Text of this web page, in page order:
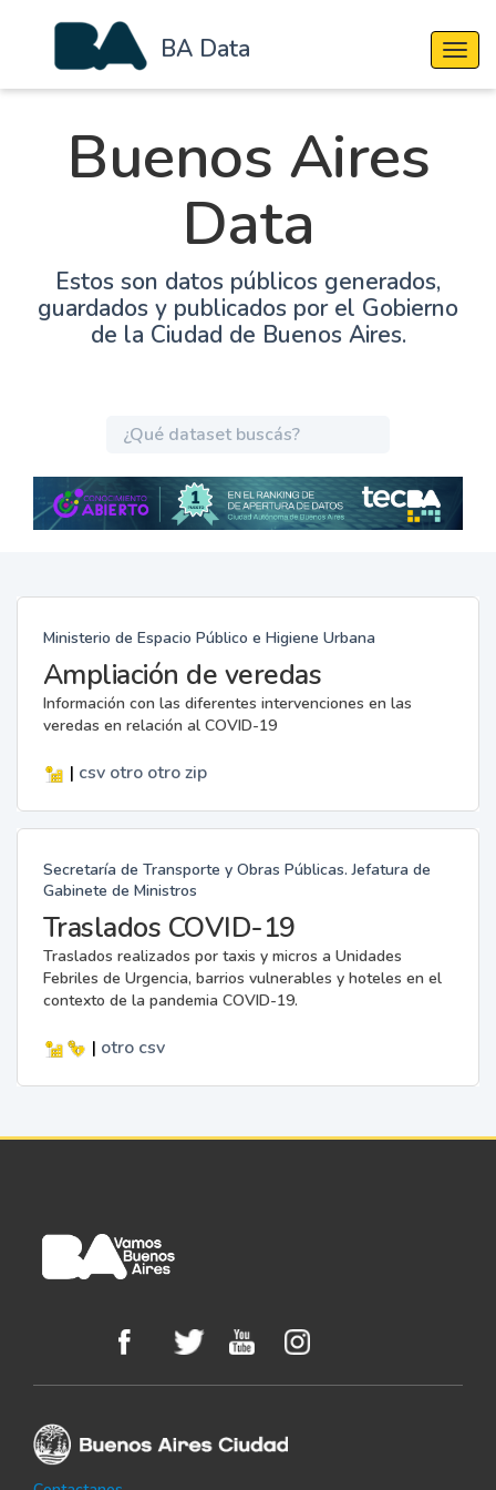
BA Data
Buenos Aires
Data
Estos son datos públicos generados,
guardados y publicados por el Gobierno
de la Ciudad de Buenos Aires.
Ministerio de Espacio Público e Higiene Urbana
Ampliación de veredas
Información con las diferentes intervenciones en las
veredas en relación al COVID-19
| csv otro otro zip
Secretaría de Transporte y Obras Públicas. Jefatura de
Gabinete de Ministros
Traslados COVID-19
Traslados realizados por taxis y micros a Unidades
Febriles de Urgencia, barrios vulnerables y hoteles en el
contexto de la pandemia COVID-19.
| otro csv